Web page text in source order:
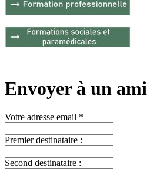
Envoyer à un ami
Votre adresse email *
Premier destinataire :
Second destinataire :